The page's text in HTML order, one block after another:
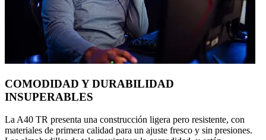
COMODIDAD Y DURABILIDAD
INSUPERABLES
La A40 TR presenta una construcción ligera pero resistente, con
materiales de primera calidad para un ajuste fresco y sin presiones.